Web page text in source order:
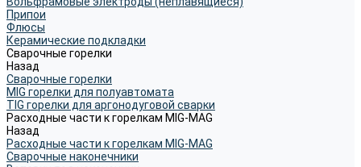
Припои
Флюсы
Керамические подкладки
Сварочные горелки
Назад
Сварочные горелки
MIG горелки для полуавтомата
TIG горелки для аргонодуговой сварки
Расходные части к горелкам MIG-MAG
Назад
Расходные части к горелкам MIG-MAG
Сварочные наконечники